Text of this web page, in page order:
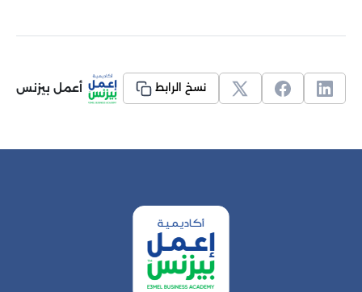
نسخ الرابط أعمل بيزنس